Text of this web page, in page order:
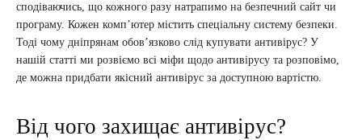
сподіваючись, що кожного разу натрапимо на безпечний сайт чи
програму. Кожен комп’ютер містить спеціальну систему безпеки.
Тоді чому дніпрянам обов’язково слід купувати антивірус? У
нашій статті ми розвіємо всі міфи щодо антивірусу та розповімо,
де можна придбати якісний антивірус за доступною вартістю.
Від чого захищає антивірус?